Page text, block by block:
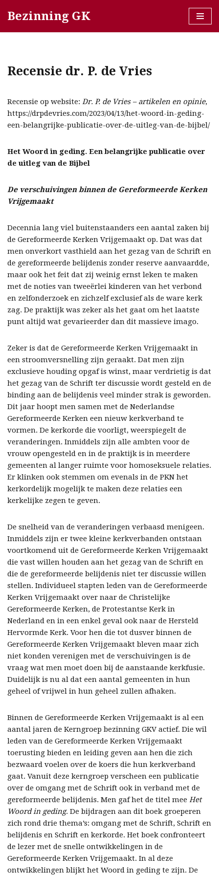
Bezinning GK
Recensie dr. P. de Vries
Recensie op website: Dr. P. de Vries – artikelen en opinie,
https://drpdevries.com/2023/04/13/het-woord-in-geding-
een-belangrijke-publicatie-over-de-uitleg-van-de-bijbel/
Het Woord in geding. Een belangrijke publicatie over
de uitleg van de Bijbel
De verschuivingen binnen de Gereformeerde Kerken
Vrijgemaakt
Decennia lang viel buitenstaanders een aantal zaken bij
de Gereformeerde Kerken Vrijgemaakt op. Dat was dat
men onverkort vasthield aan het gezag van de Schrift en
de gereformeerde belijdenis zonder reserve aanvaardde,
maar ook het feit dat zij weinig ernst leken te maken
met de noties van tweeërlei kinderen van het verbond
en zelfonderzoek en zichzelf exclusief als de ware kerk
zag. De praktijk was zeker als het gaat om het laatste
punt altijd wat gevarieerder dan dit massieve imago.
Zeker is dat de Gereformeerde Kerken Vrijgemaakt in
een stroomversnelling zijn geraakt. Dat men zijn
exclusieve houding opgaf is winst, maar verdrietig is dat
het gezag van de Schrift ter discussie wordt gesteld en de
binding aan de belijdenis veel minder strak is geworden.
Dit jaar hoopt men samen met de Nederlandse
Gereformeerde Kerken een nieuw kerkverband te
vormen. De kerkorde die voorligt, weerspiegelt de
veranderingen. Inmiddels zijn alle ambten voor de
vrouw opengesteld en in de praktijk is in meerdere
gemeenten al langer ruimte voor homoseksuele relaties.
Er klinken ook stemmen om evenals in de PKN het
kerkordelijk mogelijk te maken deze relaties een
kerkelijke zegen te geven.
De snelheid van de veranderingen verbaasd menigeen.
Inmiddels zijn er twee kleine kerkverbanden ontstaan
voortkomend uit de Gereformeerde Kerken Vrijgemaakt
die vast willen houden aan het gezag van de Schrift en
die de gereformeerde belijdenis niet ter discussie willen
stellen. Individueel stapten leden van de Gereformeerde
Kerken Vrijgemaakt over naar de Christelijke
Gereformeerde Kerken, de Protestantse Kerk in
Nederland en in een enkel geval ook naar de Hersteld
Hervormde Kerk. Voor hen die tot dusver binnen de
Gereformeerde Kerken Vrijgemaakt bleven maar zich
niet konden verenigen met de verschuivingen is de
vraag wat men moet doen bij de aanstaande kerkfusie.
Duidelijk is nu al dat een aantal gemeenten in hun
geheel of vrijwel in hun geheel zullen afhaken.
Binnen de Gereformeerde Kerken Vrijgemaakt is al een
aantal jaren de Kerngroep bezinning GKV actief. Die wil
leden van de Gereformeerde Kerken Vrijgemaakt
toerusting bieden en leiding geven aan hen die zich
bezwaard voelen over de koers die hun kerkverband
gaat. Vanuit deze kerngroep verscheen een publicatie
over de omgang met de Schrift ook in verband met de
gereformeerde belijdenis. Men gaf het de titel mee Het
Woord in geding. De bijdragen aan dit boek groeperen
zich rond drie thema’s: omgang met de Schrift, Schrift en
belijdenis en Schrift en kerkorde. Het boek confronteert
de lezer met de snelle ontwikkelingen in de
Gereformeerde Kerken Vrijgemaakt. In al deze
ontwikkelingen blijkt het Woord in geding te zijn. De